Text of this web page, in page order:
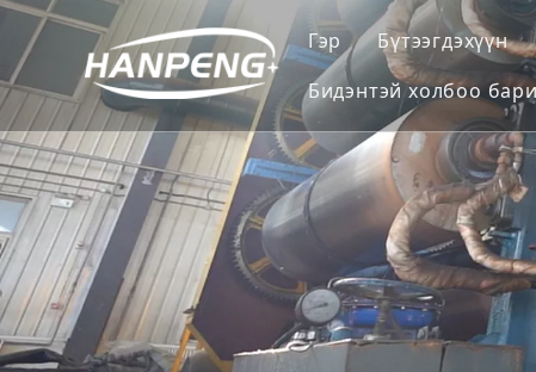
Гэр Бүтээгдэхүүн
Туузан
Нөлөөллийн
Дамрын
Хүйтэн
Засвар,
Халуун
Бидэнтэй холбоо